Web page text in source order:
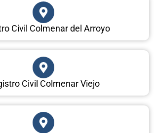
Civil Colmenar del Arroyo
Civil Colmenar Viejo